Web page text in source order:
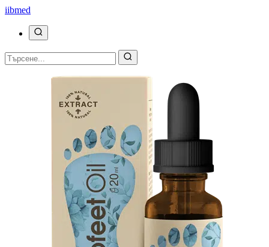
iibmed